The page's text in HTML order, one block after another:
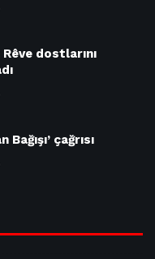
dostlarını
çağrısı